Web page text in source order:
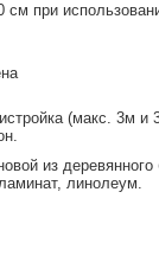
см при
(макс. 3м и
из деревянного
линолеум.